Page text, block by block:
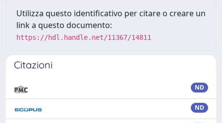
Utilizza questo identificativo per citare o creare un
link a questo documento:
https://hdl.handle.net/11367/14811
Citazioni
ND
ND